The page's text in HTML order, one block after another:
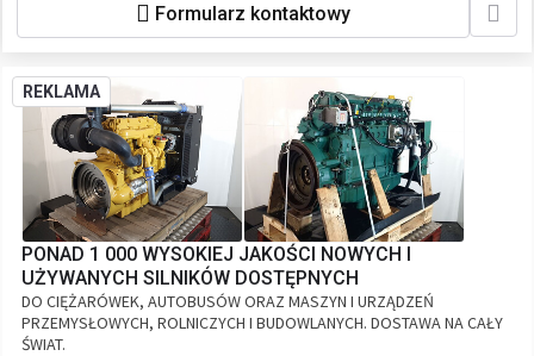
Formularz kontaktowy
REKLAMA
PONAD 1 000 WYSOKIEJ JAKOŚCI NOWYCH I
UŻYWANYCH SILNIKÓW DOSTĘPNYCH
DO CIĘŻARÓWEK, AUTOBUSÓW ORAZ MASZYN I URZĄDZEŃ
PRZEMYSŁOWYCH, ROLNICZYCH I BUDOWLANYCH. DOSTAWA NA CAŁY
ŚWIAT.